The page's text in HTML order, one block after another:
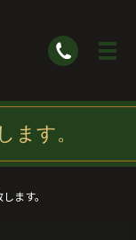
ます。
ます。